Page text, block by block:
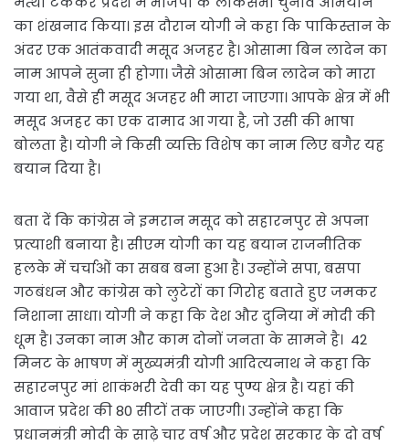
का शंखनाद किया। इस दौरान योगी ने कहा कि पाकिस्तान के
अंदर एक आतंकवादी मसूद अजहर है। ओसामा बिन लादेन का
नाम आपने सुना ही होगा। जैसे ओसामा बिन लादेन को मारा
गया था, वैसे ही मसूद अजहर भी मारा जाएगा। आपके क्षेत्र में भी
मसूद अजहर का एक दामाद आ गया है, जो उसी की भाषा
बोलता है। योगी ने किसी व्यक्ति विशेष का नाम लिए बगैर यह
बयान दिया है।
बता दें कि कांग्रेस ने इमरान मसूद को सहारनपुर से अपना
प्रत्याशी बनाया है। सीएम योगी का यह बयान राजनीतिक
हलके में चर्चाओं का सबब बना हुआ है। उन्होंने सपा, बसपा
गठबंधन और कांग्रेस को लुटेरों का गिरोह बताते हुए जमकर
निशाना साधा। योगी ने कहा कि देश और दुनिया में मोदी की
धूम है। उनका नाम और काम दोनों जनता के सामने है। 42
मिनट के भाषण में मुख्यमंत्री योगी आदित्यनाथ ने कहा कि
सहारनपुर मां शाकंभरी देवी का यह पुण्य क्षेत्र है। यहां की
आवाज प्रदेश की 80 सीटों तक जाएगी। उन्होंने कहा कि
प्रधानमंत्री मोदी के साढ़े चार वर्ष और प्रदेश सरकार के दो वर्ष